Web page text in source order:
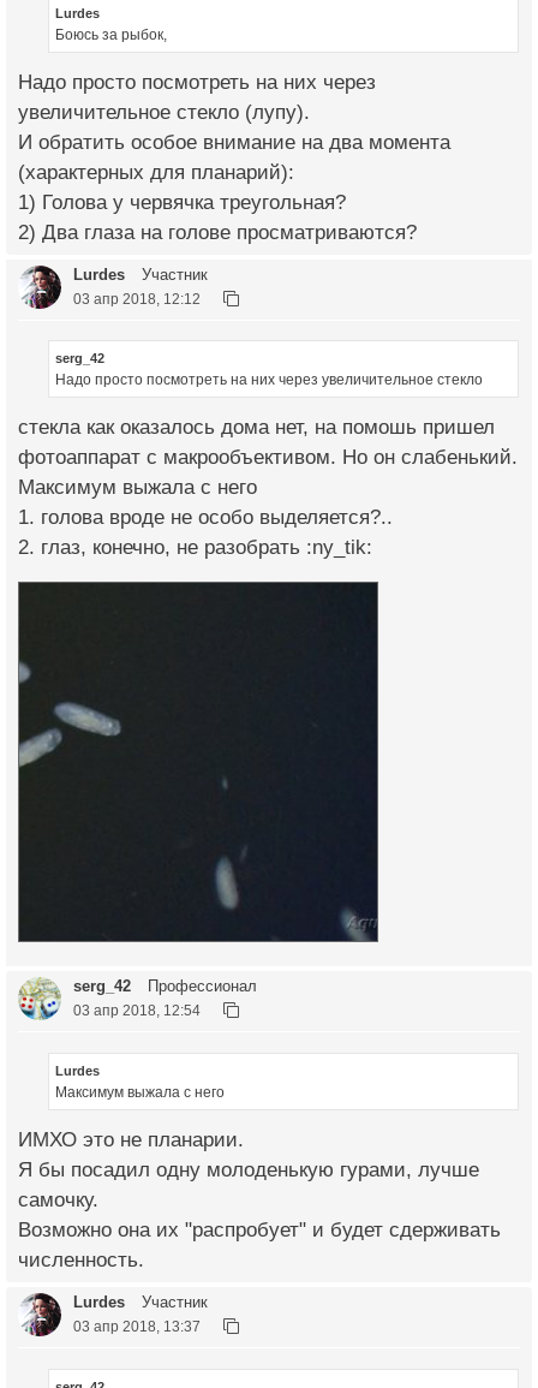
Lurdes
Боюсь за рыбок,
Надо просто посмотреть на них через
увеличительное стекло (лупу).
И обратить особое внимание на два момента
(характерных для планарий):
1) Голова у червячка треугольная?
2) Два глаза на голове просматриваются?
Lurdes Участник
03 апр 2018, 12:12
serg_42
Надо просто посмотреть на них через увеличительное стекло
стекла как оказалось дома нет, на помошь пришел
фотоаппарат с макрообъективом. Но он слабенький.
Максимум выжала с него
1. голова вроде не особо выделяется?..
2. глаз, конечно, не разобрать :ny_tik:
serg_42 Профессионал
03 апр 2018, 12:54
Lurdes
Максимум выжала с него
ИМХО это не планарии.
Я бы посадил одну молоденькую гурами, лучше
самочку.
Возможно она их "распробует" и будет сдерживать
численность.
Lurdes Участник
03 апр 2018, 13:37